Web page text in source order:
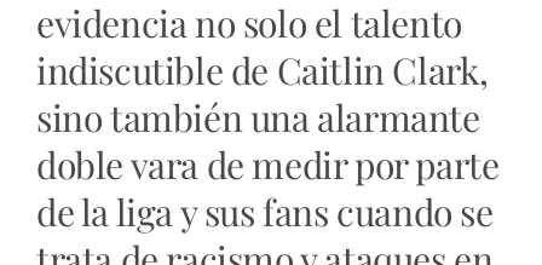
evidencia no solo el talento
indiscutible de Caitlin Clark,
sino también una alarmante
doble vara de medir por parte
de la liga y sus fans cuando se